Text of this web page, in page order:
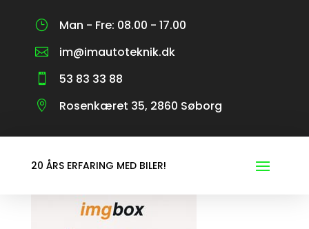
} Man - Fre: 08.00 - 17.00
 im@imautoteknik.dk
 53 83 33 88
 Rosenkæret 35, 2860 Søborg
20 ÅRS ERFARING MED BILER!